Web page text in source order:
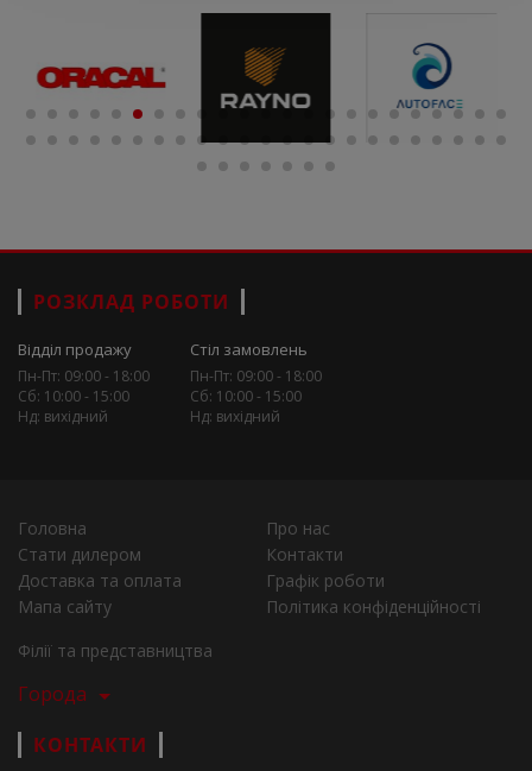
РОЗКЛАД РОБОТИ
Відділ продажу
Пн-Пт: 09:00 - 18:00
Сб: 10:00 - 15:00
Нд: вихідний
Стіл замовлень
Пн-Пт: 09:00 - 18:00
Сб: 10:00 - 15:00
Нд: вихідний
Головна
Про нас
Стати дилером
Контакти
Доставка та оплата
Графік роботи
Мапа сайту
Політика конфіденційності
Філії та представництва
Города
КОНТАКТИ